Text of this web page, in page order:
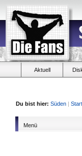
Aktuell
Du bist hier: Süden |
Menü